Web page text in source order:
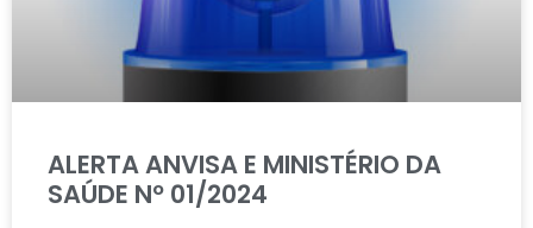
ALERTA ANVISA E MINISTÉRIO DA
SAÚDE Nº 01/2024